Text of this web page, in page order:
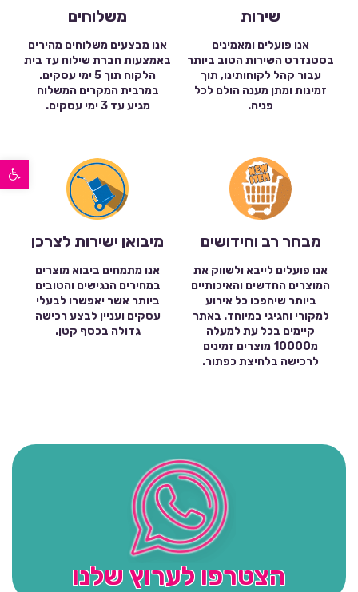
פתח סרגל נגישות
שירות
אנו פועלים ומאמינים
בסטנדרט השירות הטוב ביותר
עבור קהל לקוחותינו, תוך
זמינות ומתן מענה הולם לכל
פניה.
משלוחים
אנו מבצעים משלוחים מהירים
באמצעות חברת שילוח עד בית
הלקוח תוך 5 ימי עסקים.
במרבית המקרים המשלוח
מגיע עד 3 ימי עסקים.
מבחר רב וחידושים
אנו פועלים לייבא ולשווק את
המוצרים החדשים והאיכותיים
ביותר שיהפכו כל אירוע
למקורי וחגיגי במיוחד. באתר
קיימים בכל עת למעלה
מ10000 מוצרים זמינים
לרכישה בלחיצת כפתור.
מיבואן ישירות לצרכן
אנו מתמחים ביבוא מוצרים
במחירים הנגישים והטובים
ביותר אשר יאפשרו לבעלי
עסקים ועניין לבצע רכישה
גדולה בכסף קטן.
הצטרפו לערוץ שלנו